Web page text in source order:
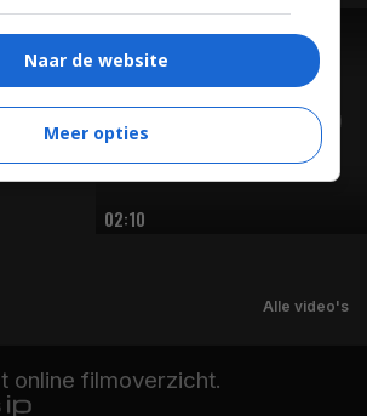
02:10
Alle video's
online filmoverzicht.
Naar de website
Meer opties